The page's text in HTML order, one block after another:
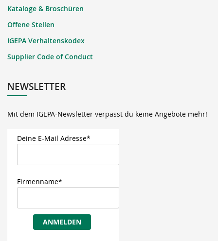
Kataloge & Broschüren
Offene Stellen
IGEPA Verhaltenskodex
Supplier Code of Conduct
NEWSLETTER
Mit dem IGEPA-Newsletter verpasst du keine Angebote mehr!
Deine E-Mail Adresse*
Firmenname*
ANMELDEN